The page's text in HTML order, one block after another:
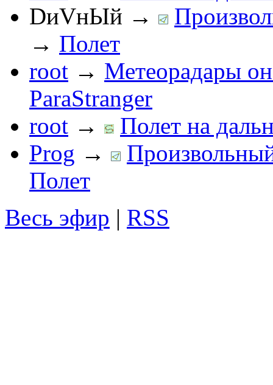
DиVнЫй →
→ Полет
root → Метеорадары
ParaStranger
root →
Полет на
Prog →
Полет
Весь эфир | RSS